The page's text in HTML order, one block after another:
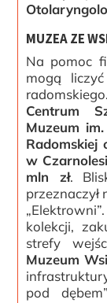
MUZEA ZE
Na pomoc
mogą
Centrum
Muzeum
Radomskiej
w
mln zł.
kolekcji,
strefy
Muzeum
pod